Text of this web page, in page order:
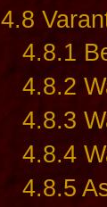
4.8
4.8.1
4.8.2
4.8.3
4.8.4
4.8.5